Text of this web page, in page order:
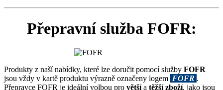
Přepravní služba FOFR:
Produkty z naší nabídky, které lze doručit pomocí služby FOFR
jsou vždy v kartě produktu výrazně označeny logem FOFR .
Přepravce FOFR je ideální volbou pro většía těžší zboží, jako jsou